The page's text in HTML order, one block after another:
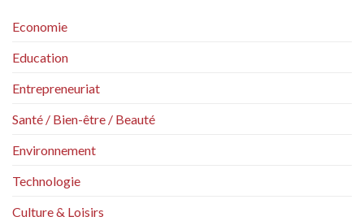
Economie
Education
Entrepreneuriat
Santé / Bien-être / Beauté
Environnement
Technologie
Culture & Loisirs